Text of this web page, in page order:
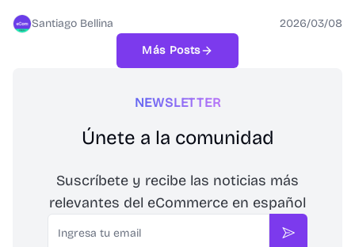
Santiago Bellina
2026/03/08
Más Posts
NEWSLETTER
Únete a la comunidad
Suscríbete y recibe las noticias más
relevantes del eCommerce en español
Email
Suscribirse